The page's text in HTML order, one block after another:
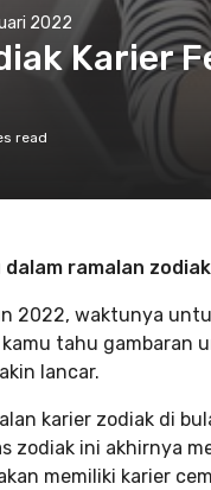
2022
Karier
read
ramalan
2022, waktunya
tahu gambaran
lancar.
karier zodiak di
zodiak ini akhirnya
memiliki karier